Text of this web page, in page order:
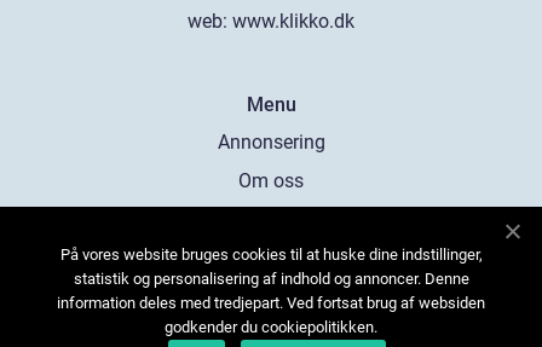
web: www.klikko.dk
Menu
Annonsering
Om oss
Kontakta oss
Sitemap
På vores website bruges cookies til at huske dine indstillinger,
statistik og personalisering af indhold og annoncer. Denne
information deles med tredjepart. Ved fortsat brug af websiden
godkender du cookiepolitikken.